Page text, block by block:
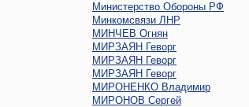
Министерство Обороны РФ
Минкомсвязи ЛНР
МИНЧЕВ Oгнян
МИРЗАЯН Геворг
МИРЗАЯН Геворг
МИРЗАЯН Геворг
МИРОНЕНКО Владимир
МИРОНОВ Сергей